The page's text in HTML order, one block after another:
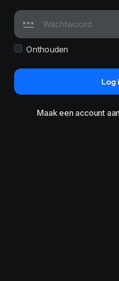
Onthouden
Log
Maak een account aan